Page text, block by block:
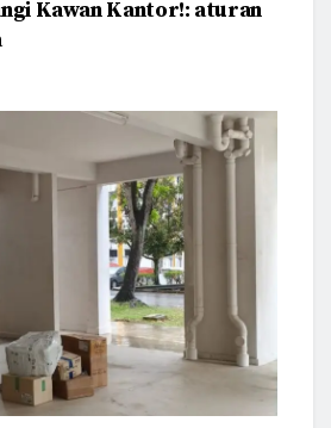
Kawan Kantor!: aturan